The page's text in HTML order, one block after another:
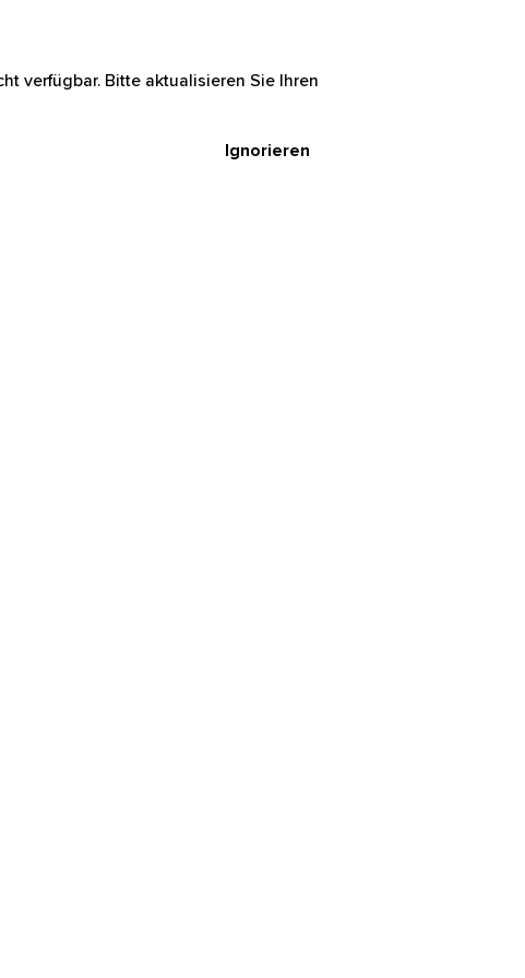
verfügbar. Bitte aktualisieren Sie Ihren
Ignorieren